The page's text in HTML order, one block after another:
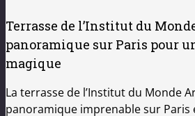
Terrasse de l’Institut du
panoramique sur Paris pour
magique
La terrasse de l’Institut du Monde
panoramique imprenable sur Paris